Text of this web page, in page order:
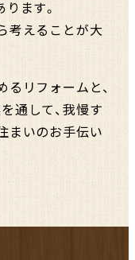
ます。
考えることが大
るリフォームと、
通して、 我慢す
まいのお手伝い